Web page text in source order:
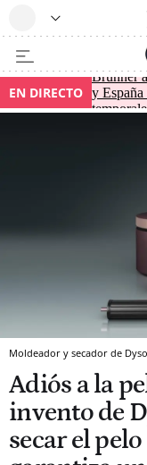
EN DIRECTO
Brunner
y
Moldeador y secador de
Adiós a la
invento de
secar el